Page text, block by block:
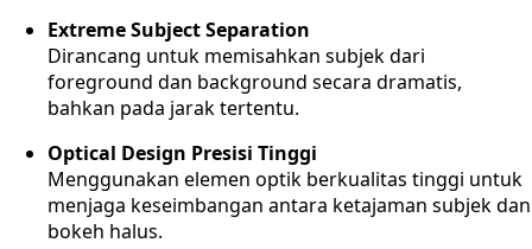
Extreme Subject Separation
Dirancang untuk memisahkan subjek dari
foreground dan background secara dramatis,
bahkan pada jarak tertentu.
Optical Design Presisi Tinggi
Menggunakan elemen optik berkualitas tinggi untuk
menjaga keseimbangan antara ketajaman subjek dan
bokeh halus.